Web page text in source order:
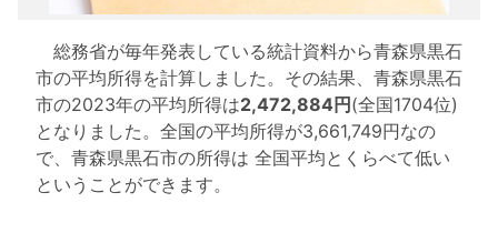
総務省が毎年発表している統計資料から青森県黒石
市の平均所得を計算しました。その結果、青森県黒石
市の2023年の平均所得は2,472,884円(全国1704位)
となりました。全国の平均所得が3,661,749円なの
で、青森県黒石市の所得は 全国平均とくらべて低い
ということができます。